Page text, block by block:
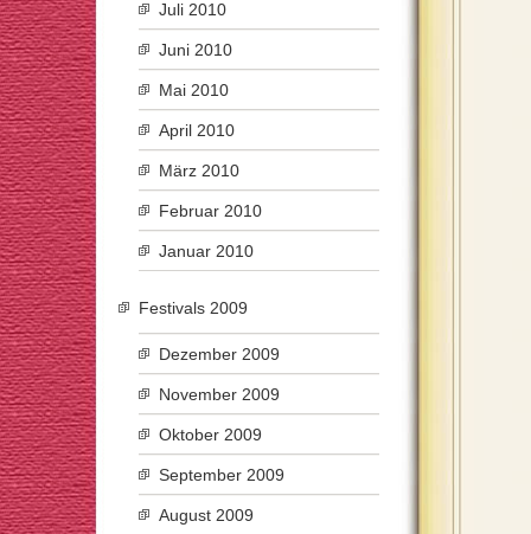
Juli 2010
Juni 2010
Mai 2010
April 2010
März 2010
Februar 2010
Januar 2010
Festivals 2009
Dezember 2009
November 2009
Oktober 2009
September 2009
August 2009